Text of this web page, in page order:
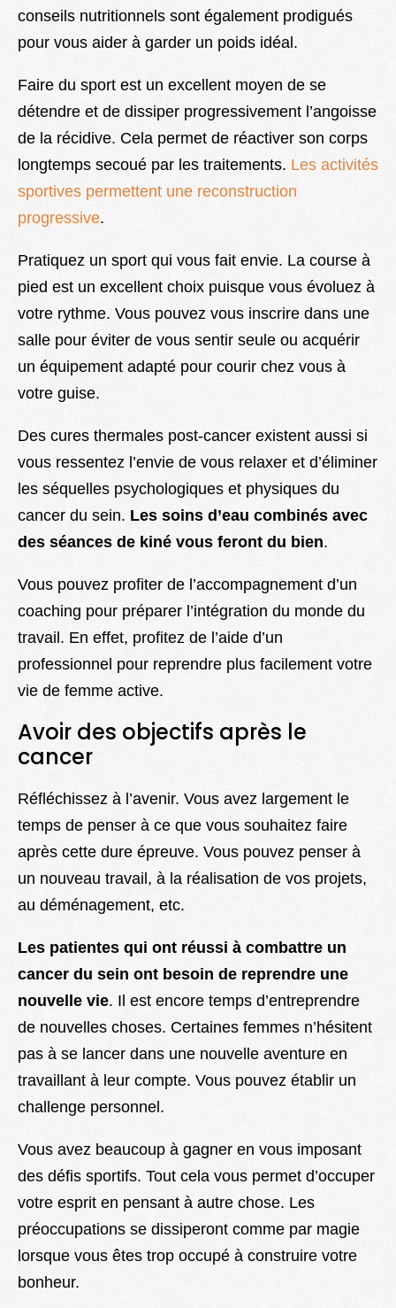
conseils nutritionnels sont également prodigués
pour vous aider à garder un poids idéal.
Faire du sport est un excellent moyen de se
détendre et de dissiper progressivement l’angoisse
de la récidive. Cela permet de réactiver son corps
longtemps secoué par les traitements. Les activités
sportives permettent une reconstruction
progressive.
Pratiquez un sport qui vous fait envie. La course à
pied est un excellent choix puisque vous évoluez à
votre rythme. Vous pouvez vous inscrire dans une
salle pour éviter de vous sentir seule ou acquérir
un équipement adapté pour courir chez vous à
votre guise.
Des cures thermales post-cancer existent aussi si
vous ressentez l’envie de vous relaxer et d’éliminer
les séquelles psychologiques et physiques du
cancer du sein. Les soins d’eau combinés avec
des séances de kiné vous feront du bien.
Vous pouvez profiter de l’accompagnement d’un
coaching pour préparer l’intégration du monde du
travail. En effet, profitez de l’aide d’un
professionnel pour reprendre plus facilement votre
vie de femme active.
Avoir des objectifs après le
cancer
Réfléchissez à l’avenir. Vous avez largement le
temps de penser à ce que vous souhaitez faire
après cette dure épreuve. Vous pouvez penser à
un nouveau travail, à la réalisation de vos projets,
au déménagement, etc.
Les patientes qui ont réussi à combattre un
cancer du sein ont besoin de reprendre une
nouvelle vie. Il est encore temps d’entreprendre
de nouvelles choses. Certaines femmes n’hésitent
pas à se lancer dans une nouvelle aventure en
travaillant à leur compte. Vous pouvez établir un
challenge personnel.
Vous avez beaucoup à gagner en vous imposant
des défis sportifs. Tout cela vous permet d’occuper
votre esprit en pensant à autre chose. Les
préoccupations se dissiperont comme par magie
lorsque vous êtes trop occupé à construire votre
bonheur.